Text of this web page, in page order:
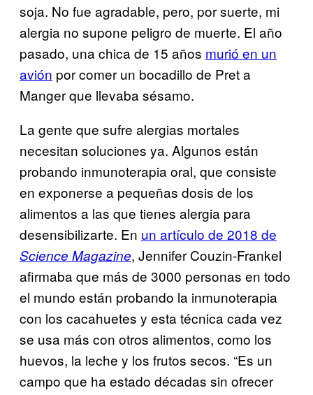
soja. No fue agradable, pero, por suerte, mi
alergia no supone peligro de muerte. El año
pasado, una chica de 15 años murió en un
avión por comer un bocadillo de Pret a
Manger que llevaba sésamo.
La gente que sufre alergias mortales
necesitan soluciones ya. Algunos están
probando inmunoterapia oral, que consiste
en exponerse a pequeñas dosis de los
alimentos a las que tienes alergia para
desensibilizarte. En un artículo de 2018 de
Science Magazine, Jennifer Couzin-Frankel
afirmaba que más de 3000 personas en todo
el mundo están probando la inmunoterapia
con los cacahuetes y esta técnica cada vez
se usa más con otros alimentos, como los
huevos, la leche y los frutos secos. “Es un
campo que ha estado décadas sin ofrecer